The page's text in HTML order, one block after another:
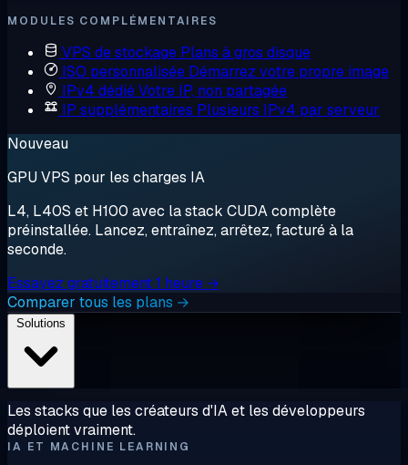
MODULES COMPLÉMENTAIRES
VPS de stockage Plans à gros disque
ISO personnalisée Démarrez votre propre image
IPv4 dédiéVotre IP, non partagée
IP supplémentaires Plusieurs IPv4 par serveur
Nouveau
GPU VPS pour les charges IA
L4, L40S et H100 avec la stack CUDA complète
préinstallée. Lancez, entraînez, arrêtez, facturé à la
seconde.
Essayez gratuitement 1 heure →
Comparer tous les plans →
Les stacks que les créateurs d'IA et les développeurs
déploient vraiment.
IA ET MACHINE LEARNING